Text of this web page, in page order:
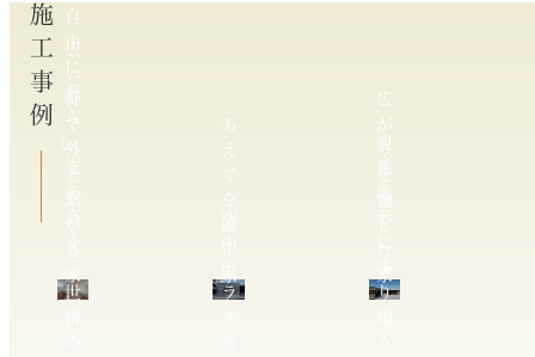
施工事例
広
い
軒
で
外
と
繋
が
る
あ
え
て
を
選
広
が
り
を
愉
し
自
由
に
暮
ら
し、
支
え
合
う
世
空
ラ
複
雑
地
形
り